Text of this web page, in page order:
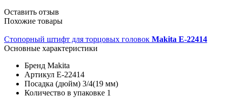
Оставить отзыв
Похожие товары
Стопорный штифт для торцовых головок Makita E-22414
Основные характеристики
Бренд Makita
Артикул E-22414
Посадка (дюйм) 3/4(19 мм)
Количество в упаковке 1